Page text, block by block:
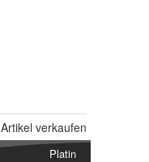
Artikel verkaufen
Platin